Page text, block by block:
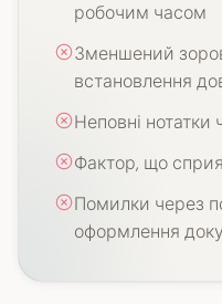
робочим часом
Зменшений
встановлення
Неповні нотатки
Фактор, що
Помилки через
оформлення